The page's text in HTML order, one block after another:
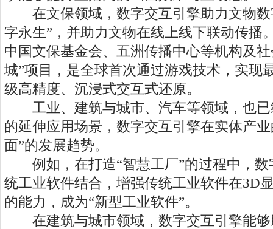
在文保领域，数字交互引擎助力文物数
字永生”，并助力文物在线上线下联动传播
中国文保基金会、五洲传播中心等机构及
城”项目，是全球首次通过游戏技术，实现
级高精度、沉浸式交互式还原。
工业、建筑与城市、汽车等领域，也已
的延伸应用场景，数字交互引擎在实体产
面”的发展趋势。
例如，在打造“智慧工厂”的过程中，数
统工业软件结合，增强传统工业软件在3D
的能力，成为“新型工业软件”。
在建筑与城市领域，数字交互引擎能够